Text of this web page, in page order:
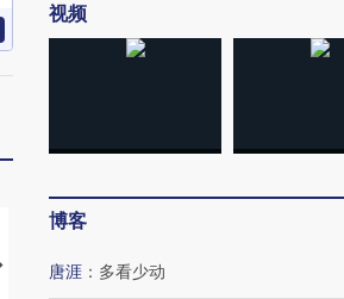
马航飞行员跨国走私7万
视频
博客
唐涯 ： 多看少动